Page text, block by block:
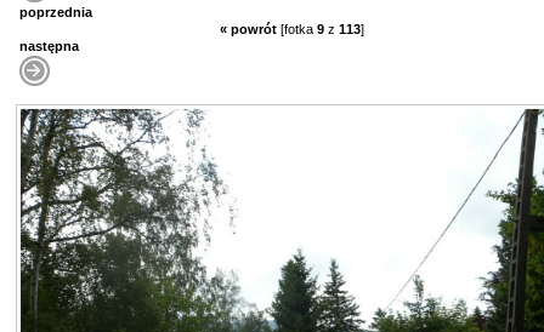
poprzednia
« powrót [fotka 9 z 113]
następna